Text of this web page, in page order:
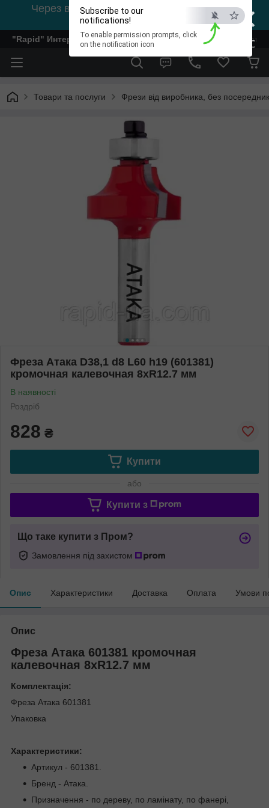
×
ESC
Subscribe to our
notifications!
To enable permission prompts, click
on the notification icon
Через відсутність світла, зв'язок на viber
0978002056
"Rapid" Интернет-магазин деревообрабатывающего
Товари та послуги Фрези від виробника, без
Фреза Атака D38,1 d8 L60 h19 (601381)
кромочная калевочная 8хR12.7 мм
В наявності
Роздріб
828 ₴
Купити
або
Купити з
Що таке купити з Пром?
Замовлення під захистом
Опис Характеристики Доставка Оплата Умови
Опис
Фреза Атака 601381 кромочная
калевочная 8хR12.7 мм
Комплектація:
Фреза Атака 601381
Упаковка
Характеристики:
Артикул - 601381.
Бренд - Атака.
Призначення - по дереву, по ламінату, по фанері,